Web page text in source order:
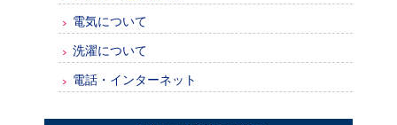
電気について
洗濯について
電話・インターネット